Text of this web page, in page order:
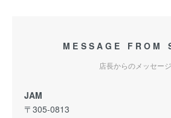
MESSAGE FROM
店長からのメッセージ
JAM
〒305-0813